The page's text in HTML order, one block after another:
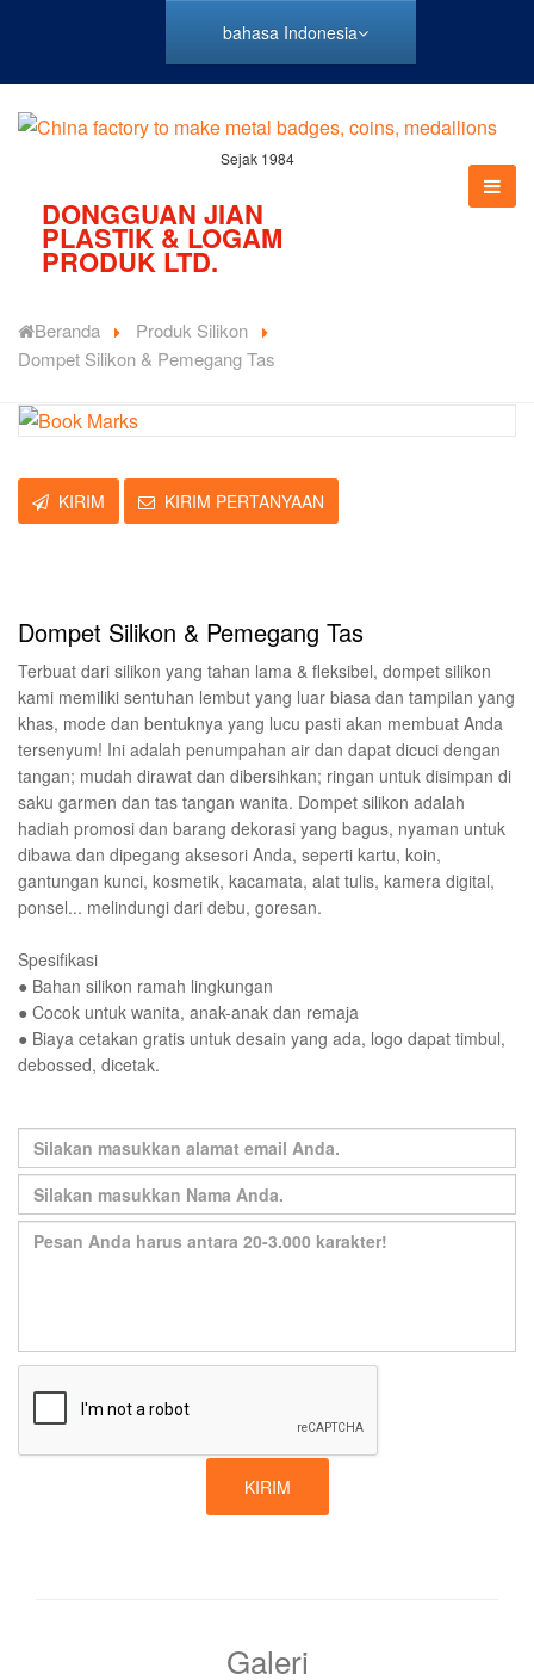
bahasa Indonesia
Sejak 1984
DONGGUAN JIAN
PLASTIK & LOGAM
PRODUK LTD.
Beranda
Produk Silikon
Dompet Silikon & Pemegang Tas
KIRIM KIRIM PERTANYAAN
Dompet Silikon & Pemegang Tas
Terbuat dari silikon yang tahan lama & fleksibel, dompet silikon
kami memiliki sentuhan lembut yang luar biasa dan tampilan yang
khas, mode dan bentuknya yang lucu pasti akan membuat Anda
tersenyum! Ini adalah penumpahan air dan dapat dicuci dengan
tangan; mudah dirawat dan dibersihkan; ringan untuk disimpan di
saku garmen dan tas tangan wanita. Dompet silikon adalah
hadiah promosi dan barang dekorasi yang bagus, nyaman untuk
dibawa dan dipegang aksesori Anda, seperti kartu, koin,
gantungan kunci, kosmetik, kacamata, alat tulis, kamera digital,
ponsel... melindungi dari debu, goresan.
Spesifikasi
● Bahan silikon ramah lingkungan
● Cocok untuk wanita, anak-anak dan remaja
● Biaya cetakan gratis untuk desain yang ada, logo dapat timbul,
debossed, dicetak.
KIRIM
Galeri